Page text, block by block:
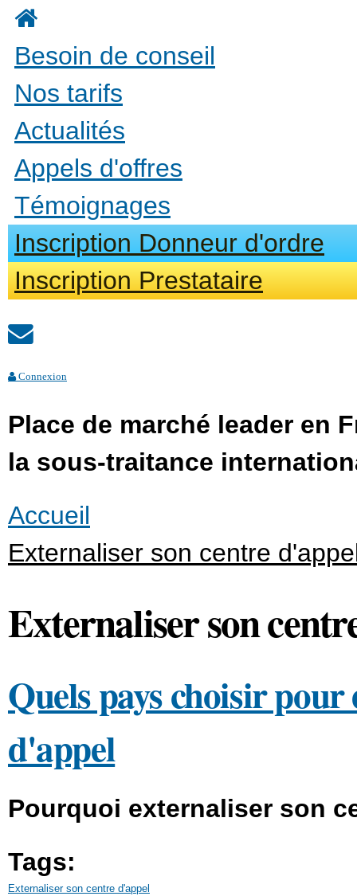
Aller au contenu principal
Besoin de conseil
Nos tarifs
Actualités
Appels d'offres
Témoignages
Inscription Donneur d'ordre
Inscription Prestataire
Connexion
Place de marché leader en
la sous-traitance
Accueil
Externaliser son centre
Externaliser son
Quels pays choisir
d'appel
Pourquoi externaliser son
Tags:
Externaliser son centre d'appel